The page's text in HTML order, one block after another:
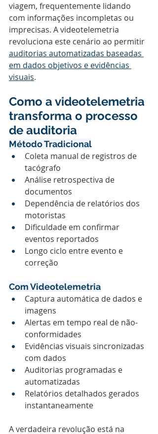
viagem, frequentemente lidando
com informações incompletas ou
imprecisas. A videotelemetria
revoluciona este cenário ao permitir
auditorias automatizadas baseadas
em dados objetivos e evidências
visuais.
Como a videotelemetria
transforma o processo
de auditoria
Método Tradicional
Coleta manual de registros de
tacógrafo
Análise retrospectiva de
documentos
Dependência de relatórios dos
motoristas
Dificuldade em confirmar
eventos reportados
Longo ciclo entre evento e
correção
Com Videotelemetria
Captura automática de dados e
imagens
Alertas em tempo real de não-
conformidades
Evidências visuais sincronizadas
com dados
Auditorias programadas e
automatizadas
Relatórios detalhados gerados
instantaneamente
A verdadeira revolução está na